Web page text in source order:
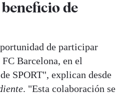
de
de participar
Barcelona, en el
SPORT", explican desde
. "Esta colaboración se